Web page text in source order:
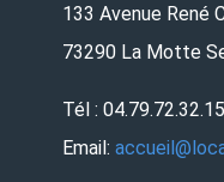
133 Avenue René
73290 La Motte
Tél : 04.79.72.32.15
Email: